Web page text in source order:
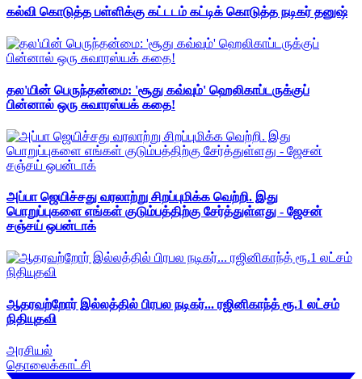
கல்வி கொடுத்த பள்ளிக்கு கட்டடம் கட்டிக் கொடுத்த நடிகர் தனுஷ்
தல'யின் பெருந்தன்மை: 'சூது கவ்வும்' ஹெலிகாப்டருக்குப்
பின்னால் ஒரு சுவாரஸ்யக் கதை!
அப்பா ஜெயிச்சது வரலாற்று சிறப்புமிக்க வெற்றி. இது
பொறுப்புகளை எங்கள் குடும்பத்திற்கு சேர்த்துள்ளது - ஜேசன்
சஞ்சய் ஒபன்டாக்
ஆதரவற்றோர் இல்லத்தில் பிரபல நடிகர்... ரஜினிகாந்த் ரூ.1 லட்சம்
நிதியுதவி
அரசியல்
தொலைக்காட்சி